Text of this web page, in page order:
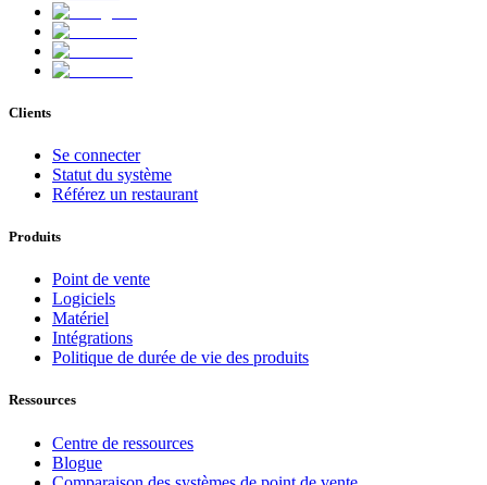
Clients
Se connecter
Statut du système
Référez un restaurant
Produits
Point de vente
Logiciels
Matériel
Intégrations
Politique de durée de vie des produits
Ressources
Centre de ressources
Blogue